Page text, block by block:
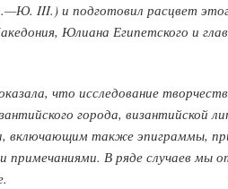
III.) и подготовил расцвет
Юлиана Египетского и
что исследование
города, византийской
включающим также эпиграммы,
В ряде случаев мы